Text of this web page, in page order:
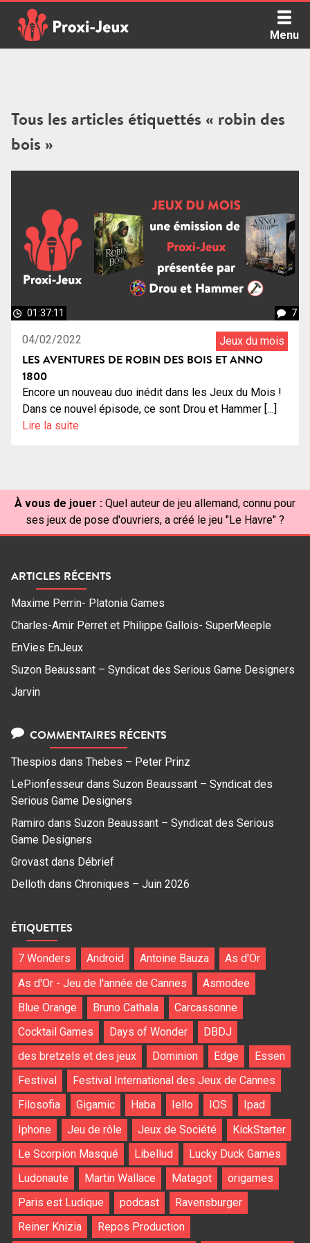
content
Menu
Tous les articles étiquettés « robin des
bois »
01:37:11 7
04/02/2022 Jeux du mois
LES AVENTURES DE ROBIN DES BOIS ET ANNO
1800
Encore un nouveau duo inédit dans les Jeux du Mois !
Dans ce nouvel épisode, ce sont Drou et Hammer […]
Lire la suite
À vous de jouer : Quel auteur de jeu allemand, connu pour
ses jeux de pose d'ouvriers, a créé le jeu "Le Havre" ?
ARTICLES RÉCENTS
Maxime Perrin- Platonia Games
Charles-Amir Perret et Philippe Gallois- SuperMeeple
EnVies EnJeux
Suzon Beaussant – Syndicat des Serious Game Designers
Jarvin
COMMENTAIRES RÉCENTS
Thespios dans Thebes – Peter Prinz
LePionfesseur dans Suzon Beaussant – Syndicat des
Serious Game Designers
Ramiro dans Suzon Beaussant – Syndicat des Serious
Game Designers
Grovast dans Débrief
Delloth dans Chroniques – Juin 2026
ÉTIQUETTES
7 Wonders Android Antoine Bauza
As d'Or
As d'Or - Jeu de l'année de Cannes
Asmodee
Blue Orange
Bruno Cathala
Carcassonne
Cocktail Games
Days of Wonder
DBDJ
des bretzels et des jeux
Dominion Edge
Essen
Festival
Festival International des Jeux de Cannes
Filosofia
Gigamic Haba Iello IOS
Ipad
Iphone
Jeu de rôle Jeux de Société
KickStarter
Le Scorpion Masqué
Libellud
Lucky Duck Games
Ludonaute
Martin Wallace Matagot
origames
Paris est Ludique
podcast
Ravensburger
Reiner Knizia
Repos Production